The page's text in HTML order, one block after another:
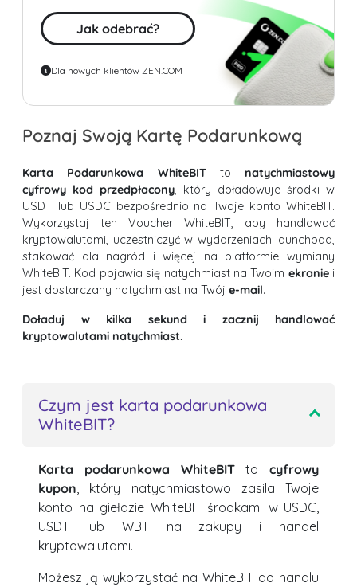
Jak odebrać?
Dla nowych klientów ZEN.COM
Poznaj Swoją Kartę Podarunkową
Karta Podarunkowa WhiteBITto natychmiastowy
cyfrowy kod przedpłacony, który doładowuje środki w
USDT lub USDC bezpośrednio na Twoje konto WhiteBIT.
Wykorzystaj ten Voucher WhiteBIT, aby handlować
kryptowalutami, uczestniczyć w wydarzeniach launchpad,
stakować dla nagród i więcej na platformie wymiany
WhiteBIT. Kod pojawia się natychmiast na Twoim ekraniei
jest dostarczany natychmiast na Twój e-mail.
Doładuj w kilka sekund i zacznij handlować
kryptowalutami natychmiast.
Czym jest karta podarunkowa
WhiteBIT?
Karta podarunkowa WhiteBITto cyfrowy
kupon, który natychmiastowo zasila Twoje
konto na giełdzie WhiteBIT środkami w USDC,
USDT lub WBT na zakupy i handel
kryptowalutami.
Możesz ją wykorzystać na WhiteBIT do handlu